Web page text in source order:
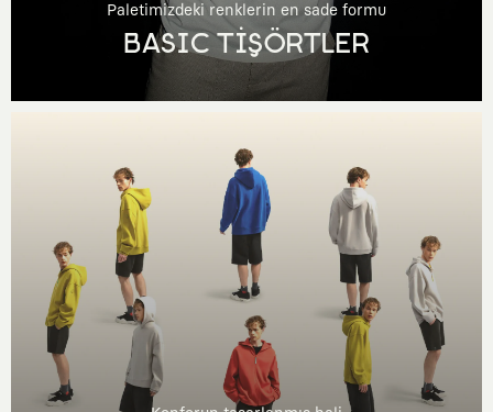
Paletimizdeki renklerin en sade formu
BASIC TİŞÖRTLER